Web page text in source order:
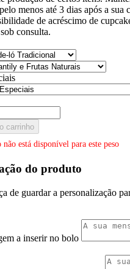
menos até 3 dias após a sua
de acréscimo de
consulta.
carrinho
está disponível para este peso
do produto
de guardar a personalização
a inserir no bolo